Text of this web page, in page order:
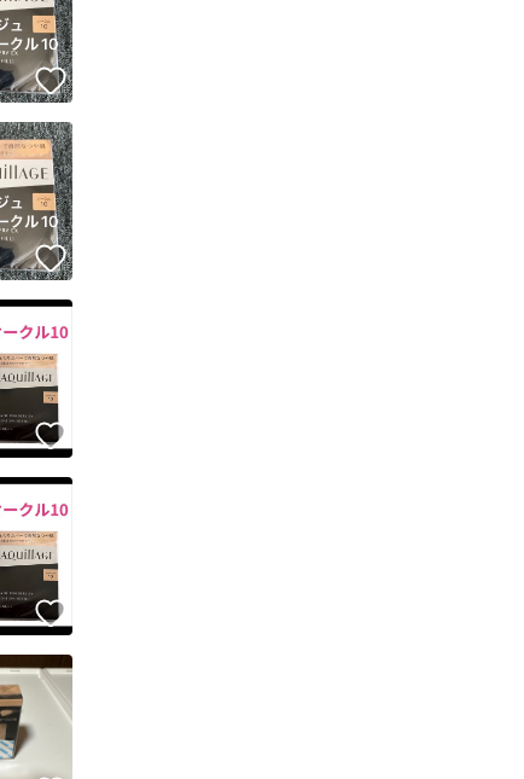
高頻度で24時間以内＆設定した発送日数内に発送してい
高頻度で24時間以内に発送しています
設定した発送日数内に発送しています
いいね！
いいね！